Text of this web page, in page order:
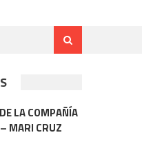
LA COMPAÑÍA
MARI CRUZ